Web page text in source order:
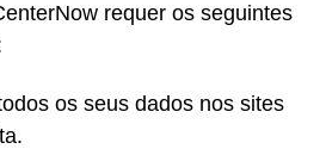
requer os seguintes
os seus dados nos sites